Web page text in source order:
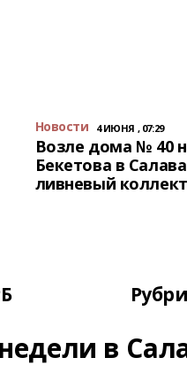
Новости 4 ИЮНЯ , 07:29
Возле дома № 40
Бекетова в
ливневый
в